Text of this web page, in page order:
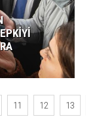
11 12 13